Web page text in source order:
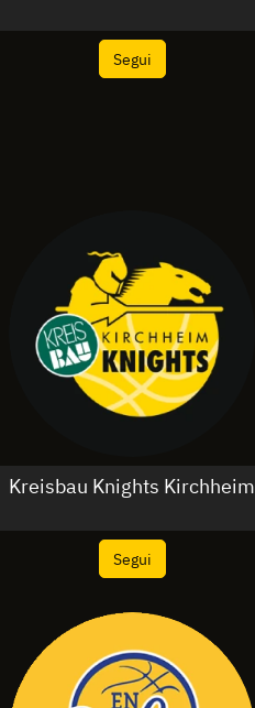
Segui
Kreisbau Knights Kirchheim
Segui